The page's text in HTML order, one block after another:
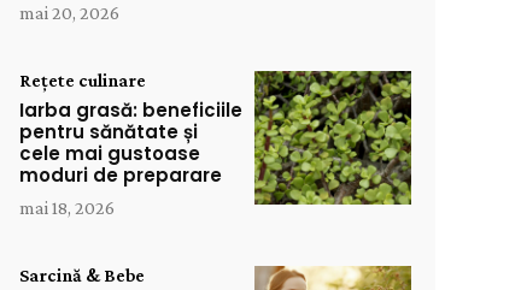
mai 20, 2026
Rețete culinare
Iarba grasă: beneficiile
pentru sănătate și
cele mai gustoase
moduri de preparare
mai 18, 2026
Sarcină & Bebe